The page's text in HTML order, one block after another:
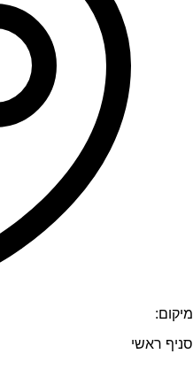
מיקום:
סניף ראשי